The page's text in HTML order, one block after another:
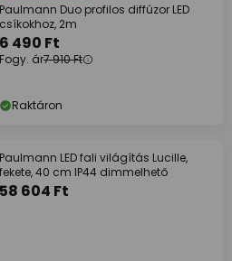
Paulmann Duo profilos diffúzor LED
csíkokhoz, 2m
6 490 Ft
Fogy. ár7 910 Ft
Raktáron
Paulmann LED fali világítás Lucille,
fekete, 40 cm IP44 dimmelhető
58 604 Ft